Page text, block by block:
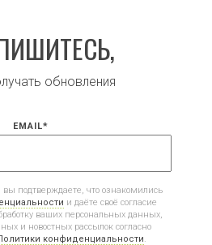
обновления
EMAIL*
подтверждаете, что ознакомились
и даёте своё согласие
ваших персональных данных,
и новостных рассылок согласно
конфиденциальности.